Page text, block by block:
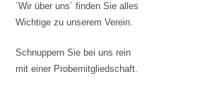
´Wir über uns´ finden Sie alles
Wichtige zu unserem Verein.
Schnuppern Sie bei uns rein
mit einer Probemitgliedschaft.